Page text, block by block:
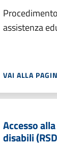
assistenza
VAI ALLA
Accesso
disabili